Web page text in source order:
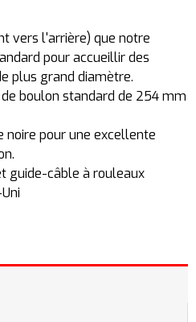
vers l'arrière) que notre
pour accueillir des
plus grand diamètre.
boulon standard de 254 mm
noire pour une excellente
guide-câble à rouleaux